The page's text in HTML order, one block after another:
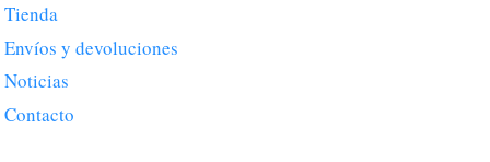
Tienda
Envíos y devoluciones
Noticias
Contacto